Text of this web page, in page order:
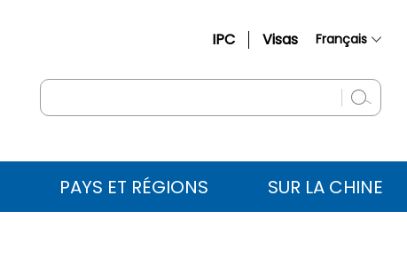
IPC Visas Français
English
عربي
PAYS ET RÉGIONS SUR LA CHINE